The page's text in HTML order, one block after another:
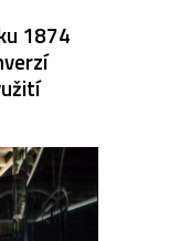
1874